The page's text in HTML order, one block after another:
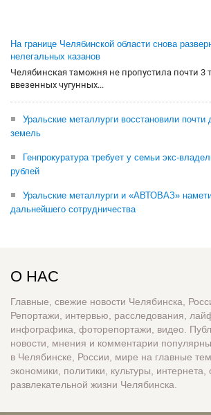
На границе Челябинской области снова
нелегальных казанов
Челябинская таможня не пропустила почти 3
ввезенных чугунных...
Уральские металлурги восстановили почти
земель
Генпрокуратура требует у семьи экс-
рублей
Уральские металлурги и «АВТОВАЗ»
дальнейшего сотрудничества
О НАС
Главные, свежие новости Челябинска,
Репортажи, интервью, расследования,
инфографика, фоторепортажи, видео.
новости, мнения и комментарии
в Челябинске, России, мире на главные
экономики, политики, культуры, интернета,
развлекательной жизни Челябинска.